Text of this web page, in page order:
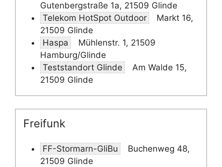
Gutenbergstraße 1a, 21509 Glinde
Telekom HotSpot Outdoor
Markt 16,
21509 Glinde
Haspa
Mühlenstr. 1, 21509
Hamburg/Glinde
Teststandort Glinde
Am Walde 15,
21509 Glinde
Freifunk
FF-Stormarn-GliBu
Buchenweg 48,
21509 Glinde